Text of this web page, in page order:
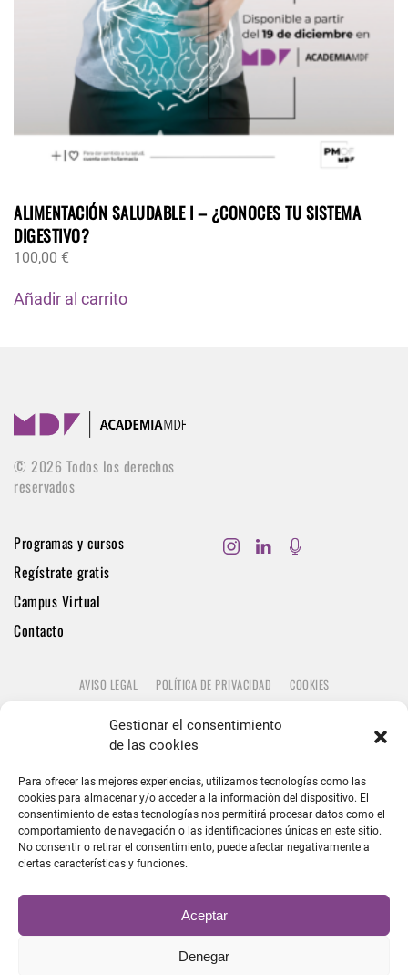
Gestionar el consentimiento
de las cookies
Para ofrecer las mejores experiencias, utilizamos tecnologías como las
cookies para almacenar y/o acceder a la información del dispositivo. El
consentimiento de estas tecnologías nos permitirá procesar datos como el
comportamiento de navegación o las identificaciones únicas en este sitio.
No consentir o retirar el consentimiento, puede afectar negativamente a
ciertas características y funciones.
Aceptar
Denegar
ALIMENTACIÓN SALUDABLE I – ¿CONOCES TU SISTEMA
DIGESTIVO?
100,00 €
Añadir al carrito
© 2026 Todos los derechos
reservados
Programas y cursos
Regístrate gratis
Campus Virtual
Contacto
AVISO LEGAL POLÍTICA DE PRIVACIDAD COOKIES